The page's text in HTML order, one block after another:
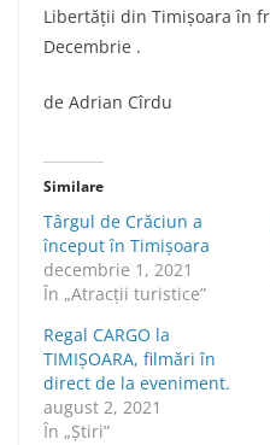
Libertății din Timișoara în
Decembrie .
de Adrian Cîrdu
Similare
Târgul de Crăciun a
început în Timișoara
decembrie 1, 2021
În „Atracții turistice”
Regal CARGO la
TIMIȘOARA, filmări în
direct de la eveniment.
august 2, 2021
În „Știri”